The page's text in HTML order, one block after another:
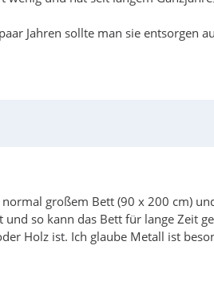
Jahren sollte man sie entsorgen
großem Bett (90 x 200 cm)
so kann das Bett für lange Zeit
Holz ist. Ich glaube Metall ist